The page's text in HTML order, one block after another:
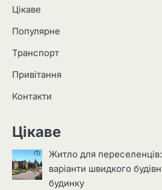
Цікаве
Популярне
Транспорт
Привітання
Контакти
Цікаве
Житло для
варіанти швидкого
будинку